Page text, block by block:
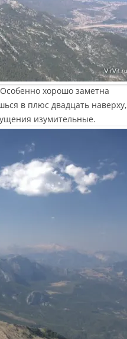
хорошо заметна
в плюс двадцать наверху,
изумительные.